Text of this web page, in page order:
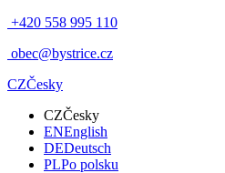
+420 558 995 110
obec@bystrice.cz
CZČesky
CZČesky
ENEnglish
DEDeutsch
PLPo polsku